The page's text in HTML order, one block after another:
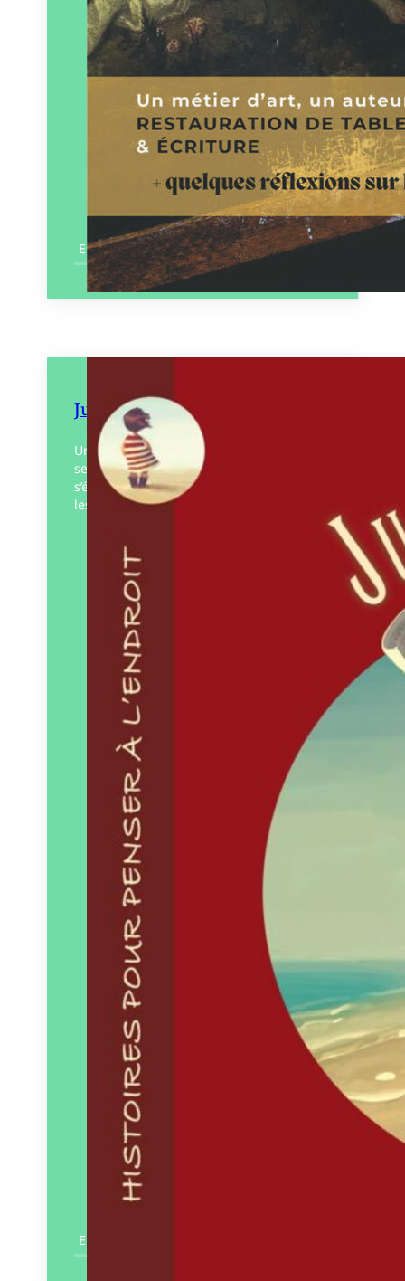
En savoir plus
Juste un mot
Un voyage hors du temps, où les pianos
se posent sur l’eau, et les définitions
s’écrivent sur le sable avant que la mer ne
les efface. À l’heure…
Éditeur :
éditions
Paru le
En savoir plus